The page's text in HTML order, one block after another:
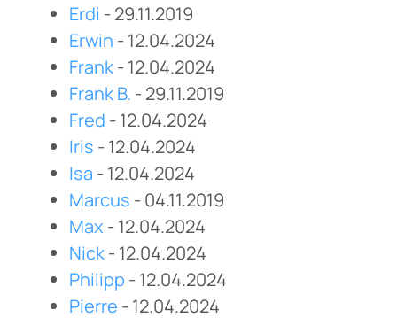
Erdi - 29.11.2019
Erwin - 12.04.2024
Frank- 12.04.2024
Frank B. - 29.11.2019
Fred - 12.04.2024
Iris - 12.04.2024
Isa - 12.04.2024
Marcus - 04.11.2019
Max - 12.04.2024
Nick- 12.04.2024
Philipp - 12.04.2024
Pierre - 12.04.2024